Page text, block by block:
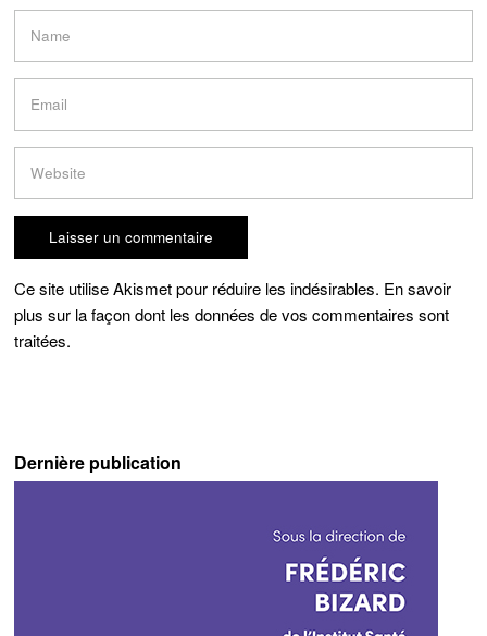
Ce site utilise Akismet pour réduire les indésirables. En savoir
plus sur la façon dont les données de vos commentaires sont
traitées.
Dernière publication